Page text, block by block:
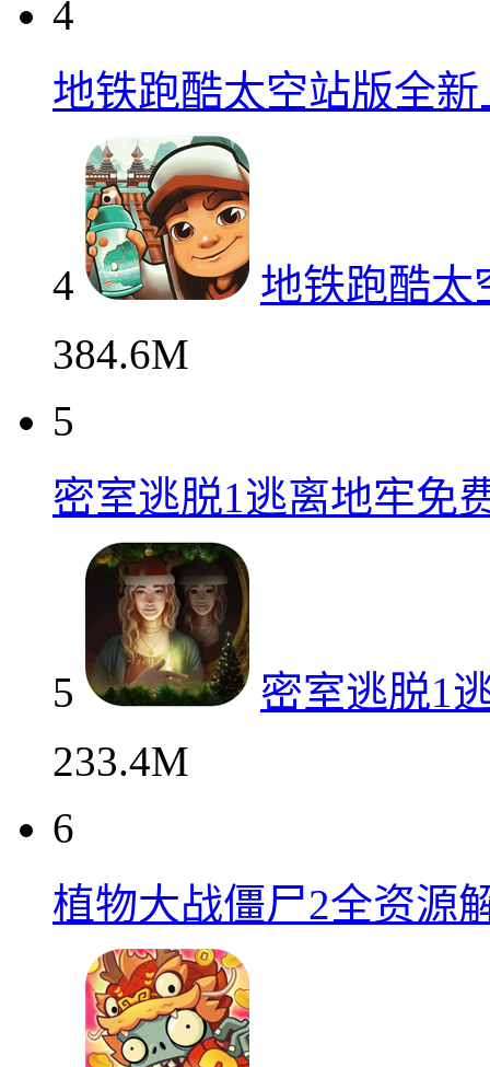
4
地铁跑酷太空站版全
4
地铁跑酷太
384.6M
5
密室逃脱1逃离地牢免
5
密室逃脱1
233.4M
6
植物大战僵尸2全资源